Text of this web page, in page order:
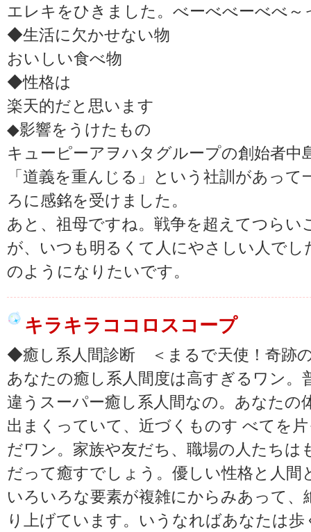
エレキをひきました。べーべべーべべ～
◆生活に欠かせない物
おいしい食べ物
◆性格は
楽天的だと思います
◆影響をうけたもの
キューピーアヲハタグループの創始者中
「道義を重んじる」という社訓があっ
ろに感銘を受けました。
あと、祖母ですね。戦争を超えてつら
が、いつも明るくて人にやさしい人で
のようになりたいです。
キラキラココロスコープ
◆癒し系人間診断 ＜まるで天使！奇跡
あなたの癒し系人間度は高すぎるワン。
違うスーパー癒し系人間なの。あなたの
出まくっていて、近づくものす べてを
だワン。家族や友だち、職場の人たちは
だって癒すでしょう。優しい性格と人間
いろいろな要素が複雑にからみあって、
り上げています。いうなればあなたは